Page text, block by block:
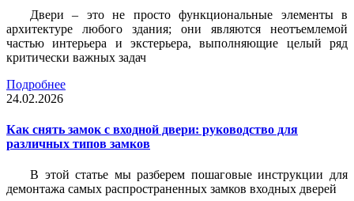
Двери – это не просто функциональные элементы в
архитектуре любого здания; они являются неотъемлемой
частью интерьера и экстерьера, выполняющие целый ряд
критически важных задач
Подробнее
24.02.2026
Как снять замок с входной двери: руководство для
различных типов замков
В этой статье мы разберем пошаговые инструкции для
демонтажа самых распространенных замков входных дверей